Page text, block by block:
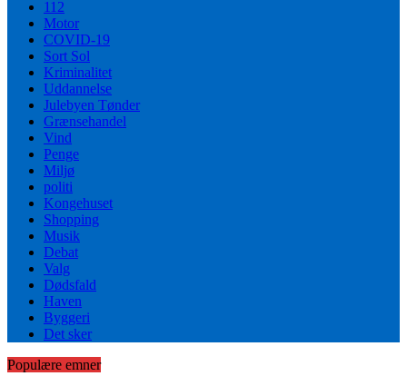
112
Motor
COVID-19
Sort Sol
Kriminalitet
Uddannelse
Julebyen Tønder
Grænsehandel
Vind
Penge
Miljø
politi
Kongehuset
Shopping
Musik
Debat
Valg
Dødsfald
Haven
Byggeri
Det sker
Populære emner